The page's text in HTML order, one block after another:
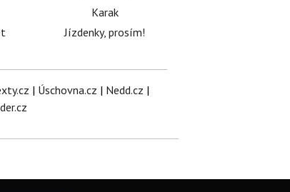
Karak
Jízdenky, prosím!
| Úschovna.cz | Nedd.cz |